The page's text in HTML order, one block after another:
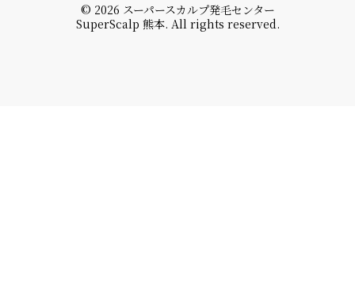
© 2026 スーパースカルプ発毛センター
SuperScalp 熊本. All rights reserved.